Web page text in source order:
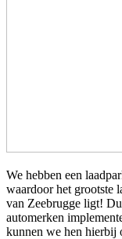
We hebben een
waardoor het grootste
van Zeebrugge ligt!
automerken
kunnen we hen hierbij